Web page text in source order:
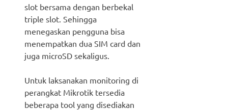
slot bersama dengan berbekal
triple slot. Sehingga
menegaskan pengguna bisa
menempatkan dua SIM card dan
juga microSD sekaligus.
Untuk laksanakan monitoring di
perangkat Mikrotik tersedia
beberapa tool yang disediakan